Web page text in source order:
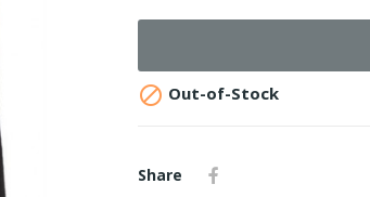
 Out-of-Stock
Share